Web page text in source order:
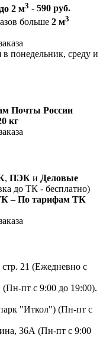
до 2 м3 - 590 руб.
больше 2 м3
в понедельник, среду и
Почты России
кг
, ПЭК и Деловые
до ТК - бесплатно)
– По тарифам ТК
21 (Ежедневно с
пт с 9:00 до 19:00).
"Иткол") (Пн-пт с
36А (Пн-пт с 9:00